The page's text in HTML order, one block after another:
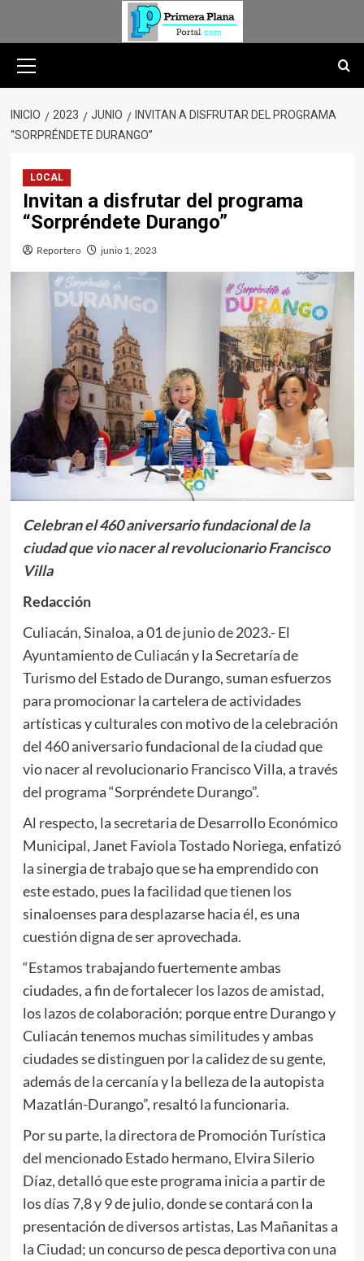
primario
INICIO 2023 JUNIO
INVITAN A DISFRUTAR DEL PROGRAMA
“SORPRÉNDETE DURANGO”
LOCAL
Invitan a disfrutar del programa
“Sorpréndete Durango”
Reportero junio 1, 2023
Celebran el 460 aniversario fundacional de la
ciudad que vio nacer al revolucionario Francisco
Villa
Redacción
Culiacán, Sinaloa, a 01 de junio de 2023.- El
Ayuntamiento de Culiacán y la Secretaría de
Turismo del Estado de Durango, suman esfuerzos
para promocionar la cartelera de actividades
artísticas y culturales con motivo de la celebración
del 460 aniversario fundacional de la ciudad que
vio nacer al revolucionario Francisco Villa, a través
del programa “Sorpréndete Durango”.
Al respecto, la secretaria de Desarrollo Económico
Municipal, Janet Faviola Tostado Noriega, enfatizó
la sinergia de trabajo que se ha emprendido con
este estado, pues la facilidad que tienen los
sinaloenses para desplazarse hacia él, es una
cuestión digna de ser aprovechada.
“Estamos trabajando fuertemente ambas
ciudades, a fin de fortalecer los lazos de amistad,
los lazos de colaboración; porque entre Durango y
Culiacán tenemos muchas similitudes y ambas
ciudades se distinguen por la calidez de su gente,
además de la cercanía y la belleza de la autopista
Mazatlán-Durango”, resaltó la funcionaria.
Por su parte, la directora de Promoción Turística
del mencionado Estado hermano, Elvira Silerio
Díaz, detalló que este programa inicia a partir de
los días 7,8 y 9 de julio, donde se contará con la
presentación de diversos artistas, Las Mañanitas a
la Ciudad; un concurso de pesca deportiva con una